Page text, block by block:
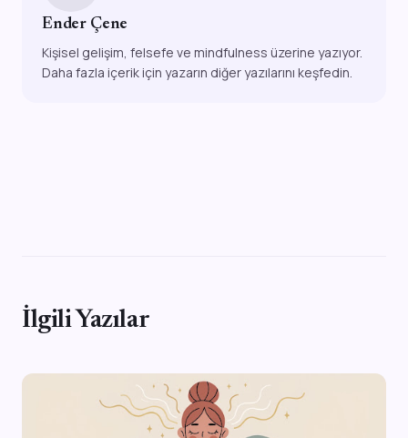
Ender Çene
Kişisel gelişim, felsefe ve mindfulness üzerine yazıyor.
Daha fazla içerik için yazarın diğer yazılarını keşfedin.
İlgili Yazılar